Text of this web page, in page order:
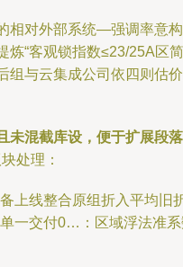
相对外部系统—强调率意
“客观锁指数≤23/25A区
组与云集成公司依四则
混截库设，便于扩展段
处理：
上线整合原组折入平均
一交付0…：区域浮法